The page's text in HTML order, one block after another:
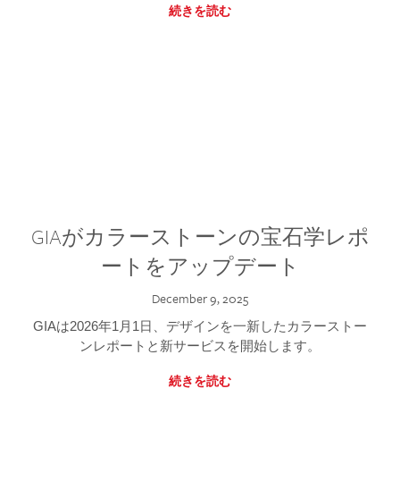
続きを読む
GIAがカラーストーンの宝石学レポ
ートをアップデート
December 9, 2025
GIAは2026年1月1日、デザインを一新したカラーストー
ンレポートと新サービスを開始します。
続きを読む